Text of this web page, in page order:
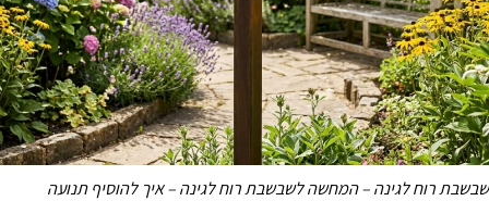
שבשבת רוח לגינה – המחשה לשבשבת רוח לגינה – איך להוסיף תנועה